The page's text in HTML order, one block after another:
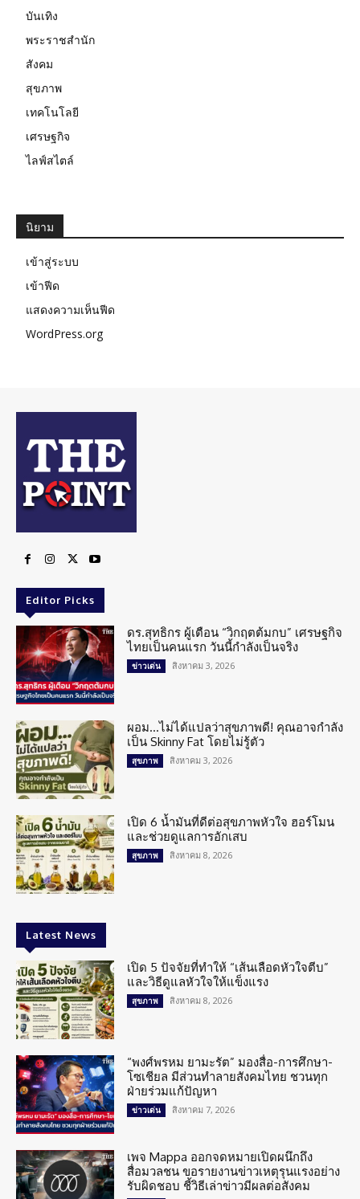
บันเทิง
พระราชสำนัก
สังคม
สุขภาพ
เทคโนโลยี
เศรษฐกิจ
ไลฟ์สไตล์
นิยาม
เข้าสู่ระบบ
เข้าฟีด
แสดงความเห็นฟีด
WordPress.org
Editor Picks
ดร.สุทธิกร ผู้เตือน “วิกฤตต้มกบ” เศรษฐกิจ
ไทยเป็นคนแรก วันนี้กำลังเป็นจริง
ข่าวเด่น สิงหาคม 3, 2026
ผอม…ไม่ได้แปลว่าสุขภาพดี! คุณอาจกำลัง
เป็น Skinny Fat โดยไม่รู้ตัว
สุขภาพ สิงหาคม 3, 2026
เปิด 6 น้ำมันที่ดีต่อสุขภาพหัวใจ ฮอร์โมน
และช่วยดูแลการอักเสบ
สุขภาพ สิงหาคม 8, 2026
Latest News
เปิด 5 ปัจจัยที่ทำให้ “เส้นเลือดหัวใจตีบ”
และวิธีดูแลหัวใจให้แข็งแรง
สุขภาพ สิงหาคม 8, 2026
“พงศ์พรหม ยามะรัต” มองสื่อ-การศึกษา-
โซเชียล มีส่วนทำลายสังคมไทย ชวนทุก
ฝ่ายร่วมแก้ปัญหา
ข่าวเด่น สิงหาคม 7, 2026
เพจ Mappa ออกจดหมายเปิดผนึกถึง
สื่อมวลชน ขอรายงานข่าวเหตุรุนแรงอย่าง
รับผิดชอบ ชี้วิธีเล่าข่าวมีผลต่อสังคม